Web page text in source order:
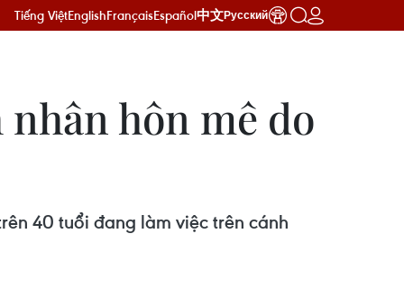
Tiếng ViệtEnglishFrançaisEspañol中文Русский
hôn mê do
40 tuổi đang làm việc trên cánh